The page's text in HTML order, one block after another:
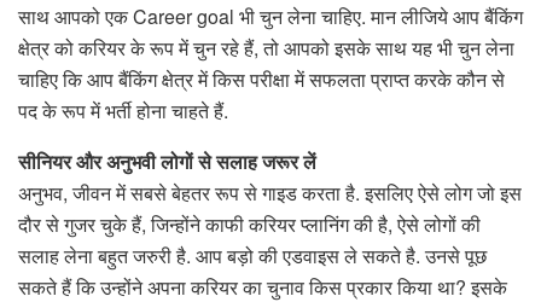
साथ आपको एक Career goal भी चुन लेना चाहिए. मान लीजिये आप बैंकिंग
क्षेत्र को करियर के रूप में चुन रहे हैं, तो आपको इसके साथ यह भी चुन लेना
चाहिए कि आप बैंकिंग क्षेत्र में किस परीक्षा में सफलता प्राप्त करके कौन से
पद के रूप में भर्ती होना चाहते हैं.
सीनियर और अनुभवी लोगों से सलाह जरूर लें
अनुभव, जीवन में सबसे बेहतर रूप से गाइड करता है. इसलिए ऐसे लोग जो इस
दौर से गुजर चुके हैं, जिन्होंने काफी करियर प्लानिंग की है, ऐसे लोगों की
सलाह लेना बहुत जरुरी है. आप बड़ो की एडवाइस ले सकते है. उनसे पूछ
सकते हैं कि उन्होंने अपना करियर का चुनाव किस प्रकार किया था? इसके